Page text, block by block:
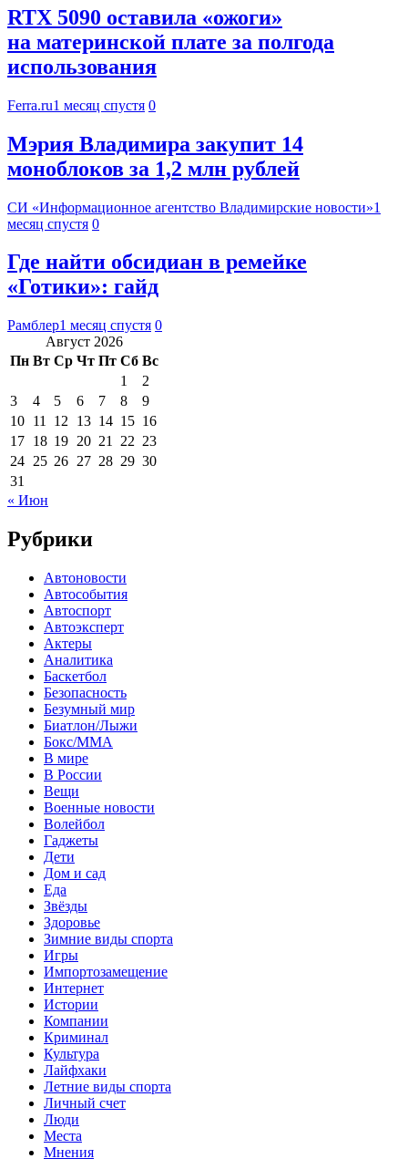
RTX 5090 оставила «ожоги»
на материнской плате за полгода
использования
Ferra.ru1 месяц спустя 0
Мэрия Владимира закупит 14
моноблоков за 1,2 млн рублей
СИ «Информационное агентство Владимирские новости»1
месяц спустя 0
Где найти обсидиан в ремейке
«Готики»: гайд
Рамблер1 месяц спустя 0
Август 2026
Пн Вт Ср Чт Пт Сб Вс
1
2
3
4 5 6 7 8
9
10 11 12 13 14 15 16
17 18 19 20 21 22 23
24 25 26 27 28 29 30
31
« Июн
Рубрики
Автоновости
Автособытия
Автоспорт
Автоэксперт
Актеры
Аналитика
Баскетбол
Безопасность
Безумный мир
Биатлон/Лыжи
Бокс/MMA
В мире
В России
Вещи
Военные новости
Волейбол
Гаджеты
Дети
Дом и сад
Еда
Звёзды
Здоровье
Зимние виды спорта
Игры
Импортозамещение
Интернет
Истории
Компании
Криминал
Культура
Лайфхаки
Летние виды спорта
Личный счет
Люди
Места
Мнения